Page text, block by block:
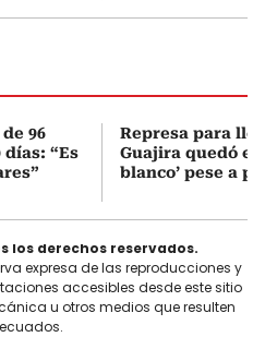
96
“Es
Represa para
Guajira quedó en
blanco’ pese a
los derechos reservados.
expresa de las reproducciones y
accesibles desde este sitio
u otros medios que resulten